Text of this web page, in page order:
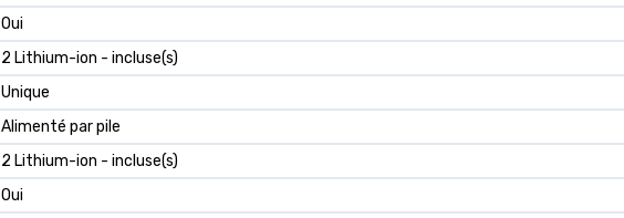
Oui
2 Lithium-ion - incluse(s)
Unique
Alimenté par pile
2 Lithium-ion - incluse(s)
Oui